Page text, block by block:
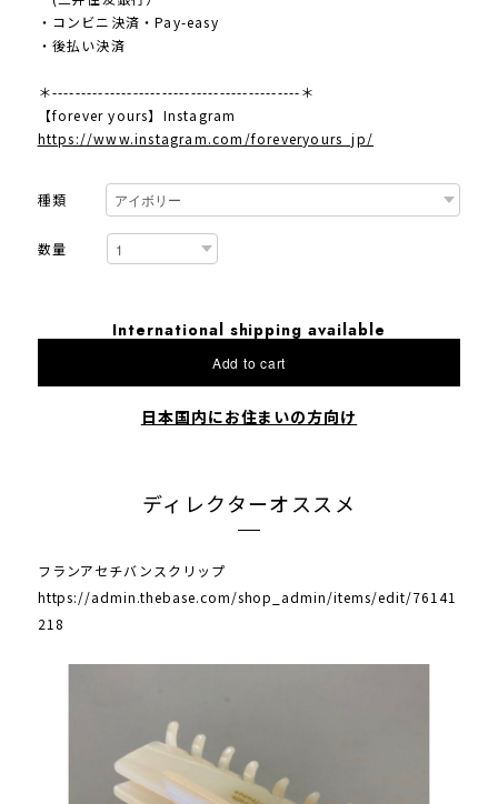
・コンビニ決済・Pay-easy
・後払い決済
＊-------------------------------------------＊
【forever yours】Instagram
https://www.instagram.com/foreveryours_jp/
種類
数量
International shipping available
Add to cart
日本国内にお住まいの方向け
ディレクターオススメ
フランアセチバンスクリップ
https://admin.thebase.com/shop_admin/items/edit/76141
218